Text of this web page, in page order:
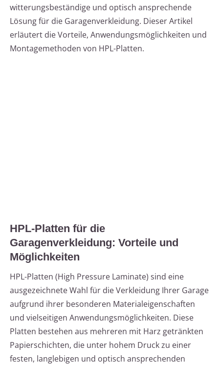
witterungsbeständige und optisch ansprechende
Lösung für die Garagenverkleidung. Dieser Artikel
erläutert die Vorteile, Anwendungsmöglichkeiten und
Montagemethoden von HPL-Platten.
HPL-Platten für die
Garagenverkleidung: Vorteile und
Möglichkeiten
HPL-Platten (High Pressure Laminate) sind eine
ausgezeichnete Wahl für die Verkleidung Ihrer Garage
aufgrund ihrer besonderen Materialeigenschaften
und vielseitigen Anwendungsmöglichkeiten. Diese
Platten bestehen aus mehreren mit Harz getränkten
Papierschichten, die unter hohem Druck zu einer
festen, langlebigen und optisch ansprechenden